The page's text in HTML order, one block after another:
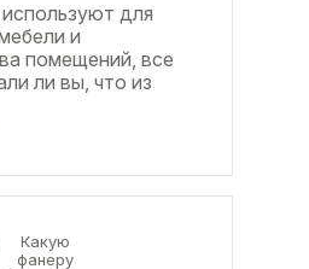
для
и
помещений, все
ли вы, что из
ажурные
но факт.